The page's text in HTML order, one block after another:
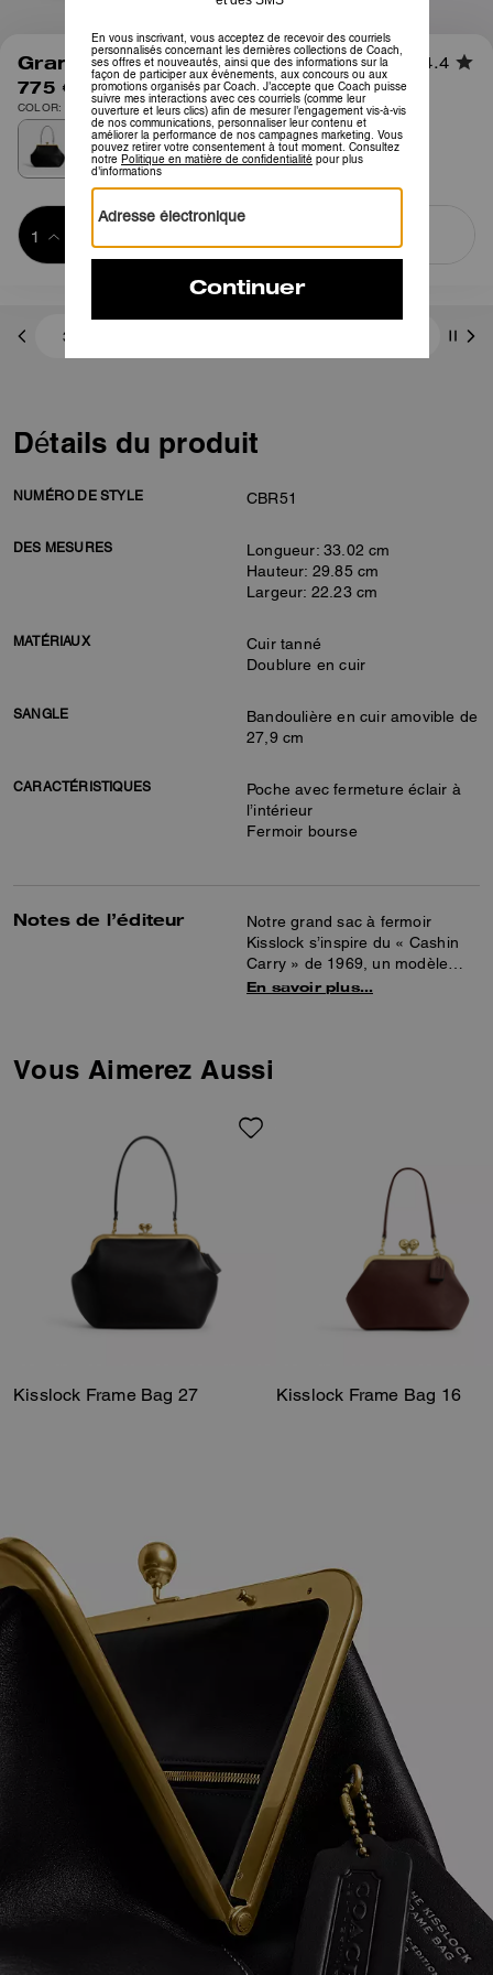
1/10
Grand Sac à Fermoir Kisslock 4.4
775 €
COLOR: Laiton/Noir
panier
3 paiements de 258,33 € à 0 % d'intérêt avec
Détails du produit
NUMÉRO DE STYLE CBR51
DES MESURES
Longueur: 33.02 cm
Hauteur: 29.85 cm
Largeur: 22.23 cm
MATÉRIAUX
Cuir tanné
Doublure en cuir
SANGLE
Bandoulière en cuir amovible de
27,9 cm
CARACTÉRISTIQUES
Poche avec fermeture éclair à
l’intérieur
Fermoir bourse
Notes de l’éditeur
Notre grand sac à fermoir
Kisslock s’inspire du « Cashin
Carry » de 1969, un modèle
d’archives créé par Bonnie
spacieux, ce modèle en cuir
fermoir kisslock iconique, inspiré
poche zippée intérieure pour
organiser vos essentiels, ainsi
qu’une bandoulière amovible.
En savoir plus…
Vous Aimerez Aussi
Kisslock Frame Bag 27 Kisslock Frame Bag 16